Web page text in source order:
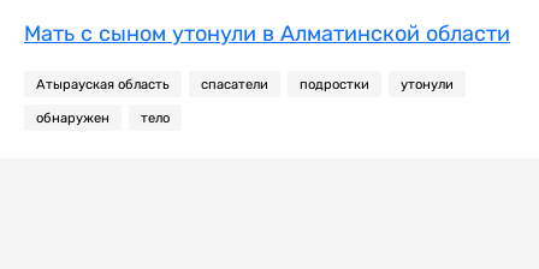
Мать с сыном утонули в Алматинской области
Атырауская область спасатели подростки утонули
обнаружен тело